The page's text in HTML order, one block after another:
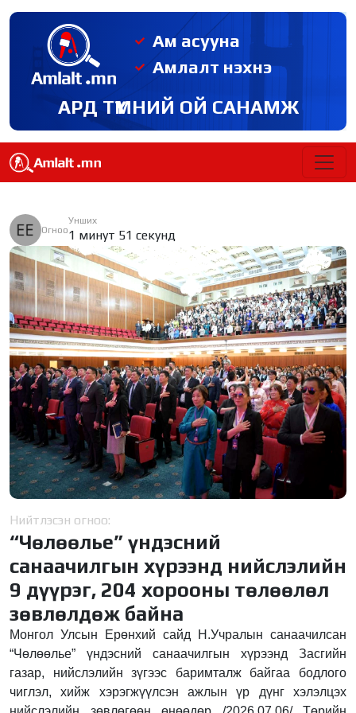
Ам асууна
Амлалт нэхнэ
АРД ТҮМНИЙ ОЙ САНАМЖ
Огноо
Унших
1 минут 51 секунд
Нийтлэсэн огноо:
“Чөлөөлье” үндэсний
санаачилгын хүрээнд нийслэлийн
9 дүүрэг, 204 хорооны төлөөлөл
зөвлөлдөж байна
Монгол Улсын Ерөнхий сайд Н.Учралын санаачилсан
“Чөлөөлье” үндэсний санаачилгын хүрээнд Засгийн
газар, нийслэлийн зүгээс баримталж байгаа бодлого
чиглэл, хийж хэрэгжүүлсэн ажлын үр дүнг хэлэлцэх